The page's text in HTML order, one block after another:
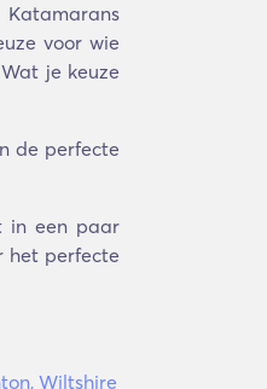
Katamarans
voor wie
je keuze
de perfecte
in een paar
het perfecte
Wiltshire